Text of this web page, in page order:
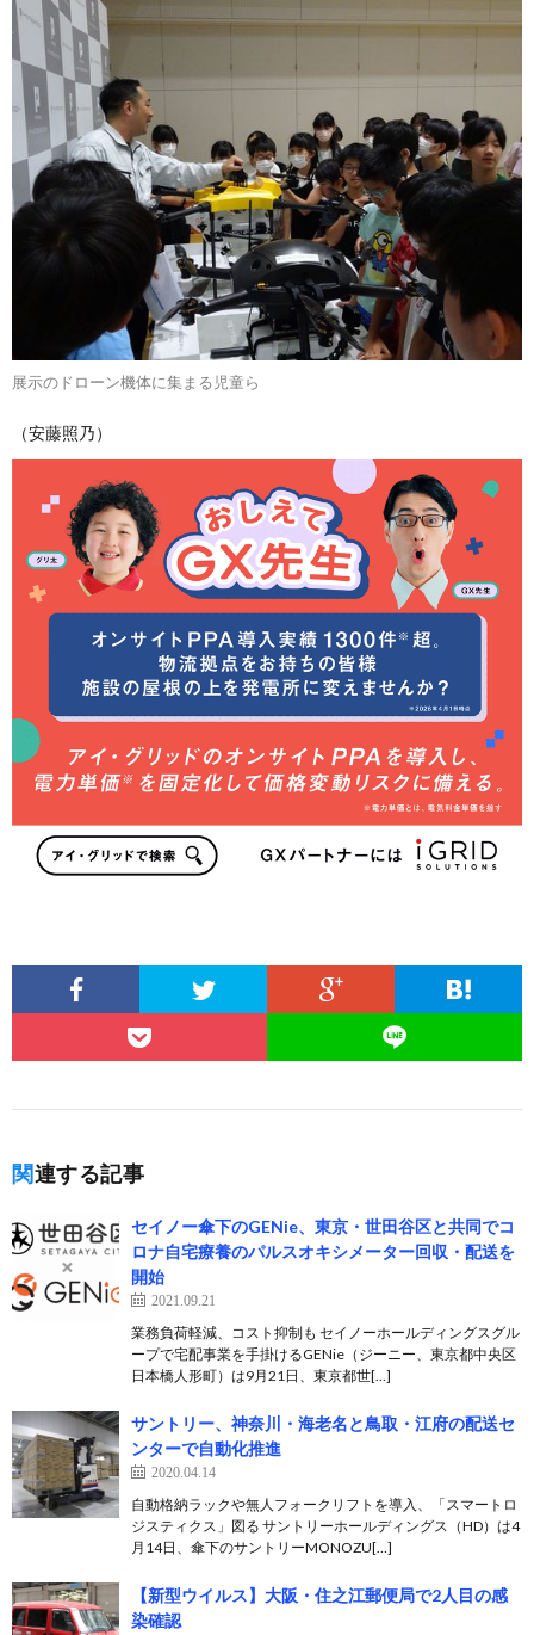
展示のドローン機体に集まる児童ら
（安藤照乃）
関連する記事
セイノー傘下のGENie、東京・世田谷区と共同でコ
ロナ自宅療養のパルスオキシメーター回収・配送を
開始
2021.09.21
業務負荷軽減、コスト抑制も セイノーホールディングスグル
ープで宅配事業を手掛けるGENie（ジーニー、東京都中央区
日本橋人形町）は9月21日、東京都世[…]
サントリー、神奈川・海老名と鳥取・江府の配送セ
ンターで自動化推進
2020.04.14
自動格納ラックや無人フォークリフトを導入、「スマートロ
ジスティクス」図る サントリーホールディングス（HD）は4
月14日、傘下のサントリーMONOZU[…]
【新型ウイルス】大阪・住之江郵便局で2人目の感
染確認